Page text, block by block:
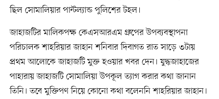
ছিল সোমালিয়ার পান্টল্যান্ড পুলিশের টহল।
জাহাজটির মালিকপক্ষ কেএসআরএম গ্রুপের উপব্যবস্থাপনা
পরিচালক শাহরিয়ার জাহান শনিবার দিবাগত রাত সাড়ে ৩টায়
প্রথম আলোকে জাহাজটি মুক্ত হওয়ার খবর দেন। যুদ্ধজাহাজের
পাহারায় জাহাজটি সোমালিয়া উপকূল ত্যাগ করার কথা জানান
তিনি। তবে মুক্তিপণ নিয়ে কোনো কথা বলেননি শাহরিয়ার জাহান।